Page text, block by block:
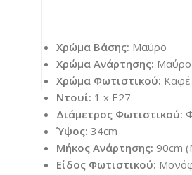
Χρώμα Βάσης: Μαύρο
Χρώμα Ανάρτησης: Μαύρο
Χρώμα Φωτιστικού: Καφέ
Ντουί: 1 x E27
Διάμετρος Φωτιστικού:
Ύψος: 34cm
Μήκος Ανάρτησης: 90cm
Είδος Φωτιστικού: